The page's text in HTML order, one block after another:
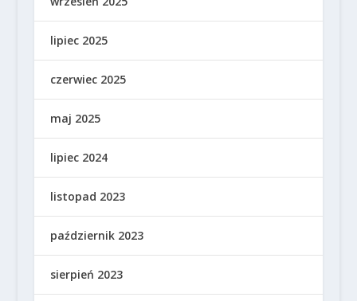
lipiec 2025
czerwiec 2025
maj 2025
lipiec 2024
listopad 2023
październik 2023
sierpień 2023